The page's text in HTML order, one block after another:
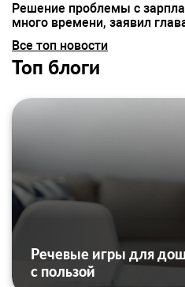
Решение проблемы с
много времени, заявил
Все топ новости
Топ блоги
Речевые игры для
с пользой